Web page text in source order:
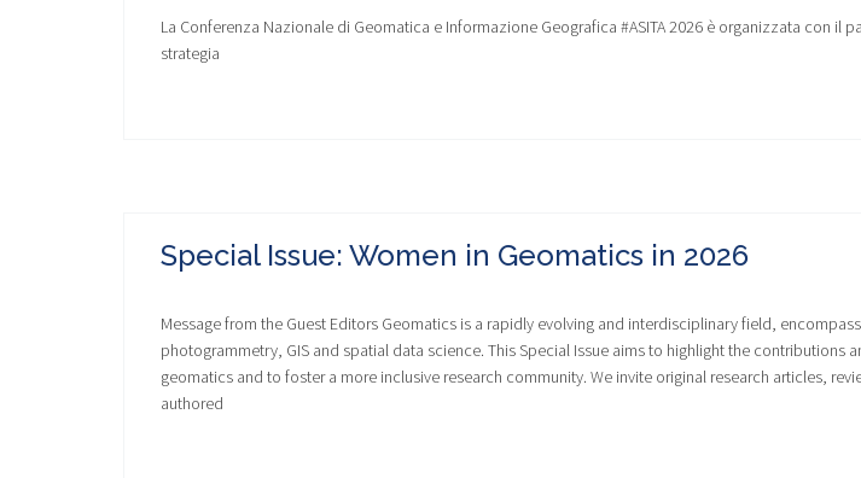
La Conferenza Nazionale di Geomatica e Informazione Geografica #ASITA 2026 è organizzata con il
strategia
Special Issue: Women in Geomatics in 2026
Message from the Guest Editors Geomatics is a rapidly evolving and interdisciplinary field,
photogrammetry, GIS and spatial data science. This Special Issue aims to highlight the contributions
geomatics and to foster a more inclusive research community. We invite original research articles,
authored